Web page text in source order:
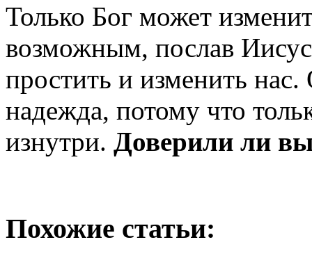
Только Бог может
возможным, послав
простить и изменить
надежда, потому что
изнутри. Доверили ли
Похожие статьи: